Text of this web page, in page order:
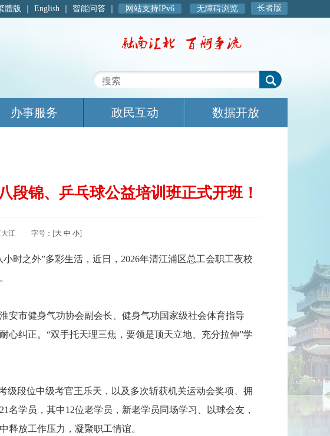
體版 English 智能问答 网站支持IPv6 无障碍浏览 长者版
办事服务 政民互动 数据开放
锦、乒乓球公益培训班正式开班！
大江 字号：[大 中 小]
时之外”多彩生活，近日，2026年清江浦区总工会职工夜校
安市健身气功协会副会长、健身气功国家级社会体育指导
心纠正。“双手托天理三焦，要领是顶天立地、充分拉伸”学
级段位中级考官王乐天，以及多次斩获机关运动会奖项、拥
学员，其中12位老学员，新老学员同场学习、以球会友，
释放工作压力，凝聚职工情谊。